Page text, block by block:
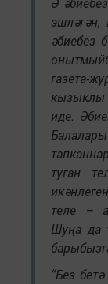
әбиебез
газета-
кызыклы
иде.
туган
теле –
Шуңа да
“Без